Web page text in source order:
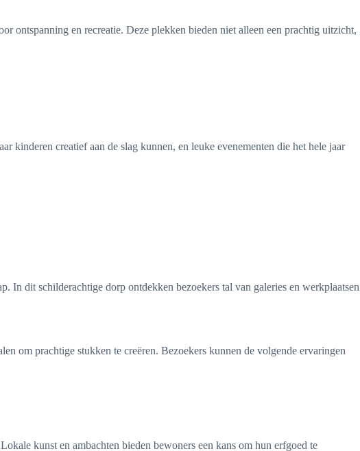
ontspanning en recreatie. Deze plekken bieden niet alleen een prachtig uitzicht,
creatief aan de slag kunnen, en leuke evenementen die het hele jaar
In dit schilderachtige dorp ontdekken bezoekers tal van galeries en werkplaatsen
om prachtige stukken te creëren. Bezoekers kunnen de volgende ervaringen
kunst en ambachten bieden bewoners een kans om hun erfgoed te